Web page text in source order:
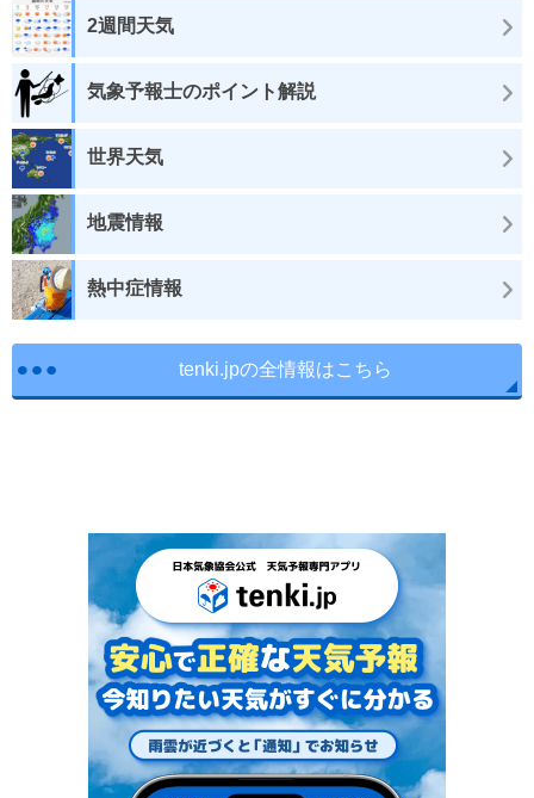
2週間天気
気象予報士のポイント解説
世界天気
地震情報
熱中症情報
tenki.jpの全情報はこちら